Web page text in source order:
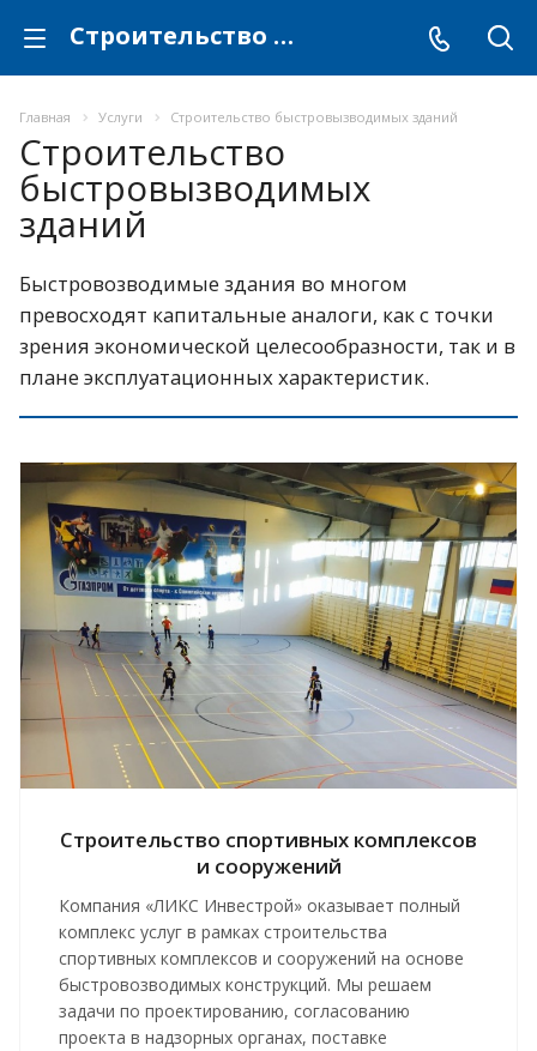
Строительство быстровызводимых зданий
Главная Услуги Строительство быстровызводимых зданий
Строительство
быстровызводимых
зданий
Быстровозводимые здания во многом
превосходят капитальные аналоги, как с точки
зрения экономической целесообразности, так и в
плане эксплуатационных характеристик.
Строительство спортивных комплексов
и сооружений
Компания «ЛИКС Инвестрой» оказывает полный
комплекс услуг в рамках строительства
спортивных комплексов и сооружений на основе
быстровозводимых конструкций. Мы решаем
задачи по проектированию, согласованию
проекта в надзорных органах, поставке